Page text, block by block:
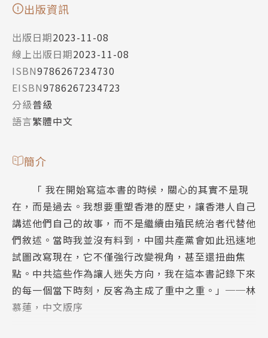
出版資訊
出版日期2023-11-08
線上出版日期2023-11-08
ISBN9786267234730
EISBN9786267234723
分級普級
語言繁體中文
簡介
「 我在開始寫這本書的時候，關心的其實不是現
在，而是過去。我想要重塑香港的歷史，讓香港人自己
講述他們自己的故事，而不是繼續由殖民統治者代替他
們敘述。當時我並沒有料到，中國共產黨會如此迅速地
試圖改寫現在，它不僅強行改變視角，甚至還扭曲焦
點。中共這些作為讓人迷失方向，我在這本書記錄下來
的每一個當下時刻，反客為主成了重中之重。」──林
慕蓮，中文版序